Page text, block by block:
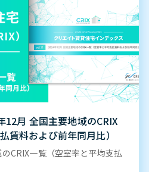
12月 全国主要地域のCRIX
賃料および前年同月比）
CRIX一覧（空室率と平均支払